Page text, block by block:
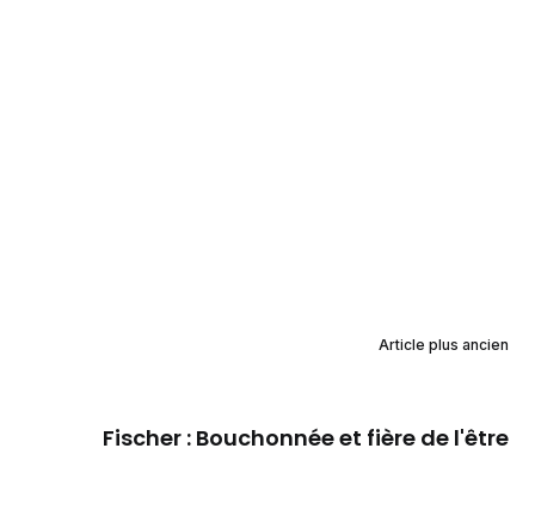
Article plus ancien
Fischer : Bouchonnée et fière de l'être